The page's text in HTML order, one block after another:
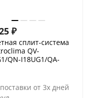
₽
сплит-система
QV-
QN-I18UG1/QA-
от 3х дней